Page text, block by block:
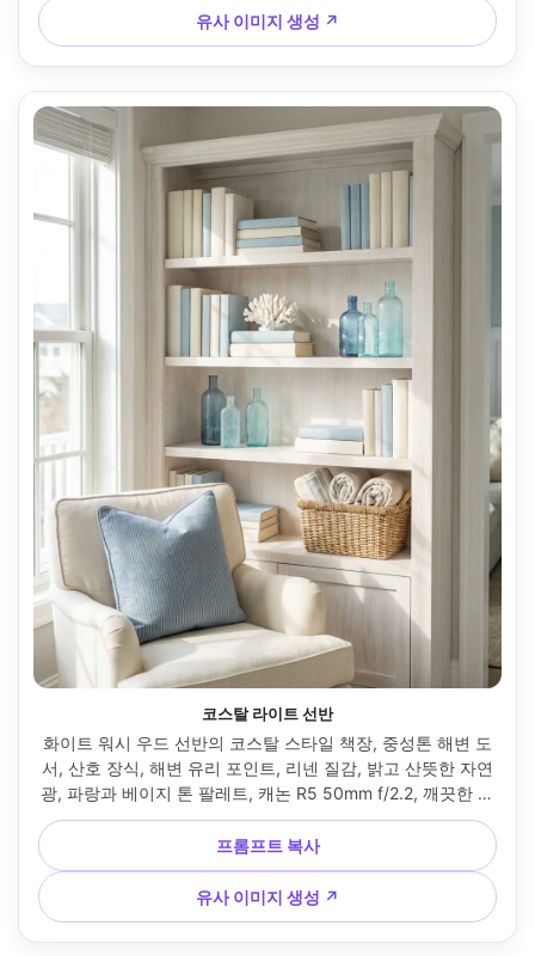
유사 이미지 생성 ↗
코스탈 라이트 선반
화이트 워시 우드 선반의 코스탈 스타일 책장, 중성톤 해변 도
서, 산호 장식, 해변 유리 포인트, 리넨 질감, 밝고 산뜻한 자연
광, 파랑과 베이지 톤 팔레트, 캐논 R5 50mm f/2.2, 깨끗한 구
도, 부드러운 하이라이트, 매거진급 인테리어 사진 --ar 4:5
프롬프트 복사
유사 이미지 생성 ↗